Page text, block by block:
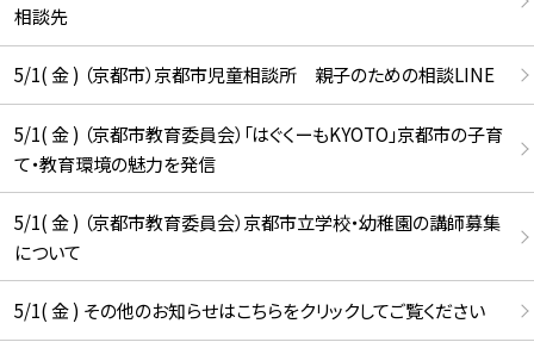
相談先
5/1( 金 ) （京都市）京都市児童相談所 親子のための相談LINE
5/1( 金 ) （京都市教育委員会）「はぐくーもKYOTO」京都市の子育
て・教育環境の魅力を発信
5/1( 金 ) （京都市教育委員会）京都市立学校・幼稚園の講師募集
について
5/1( 金 ) その他のお知らせはこちらをクリックしてご覧ください